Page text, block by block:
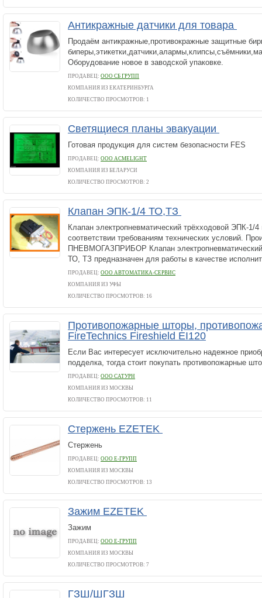
Антикражные датчики для товара
Продаём антикражные,противокражные защитные
Оборудование новое в заводской упаковке.
ПРОДАВЕЦ: ООО СБ ГРУПП
КОМПАНИЯ ИЗ ЕКАТЕРИНБУРГА
КОЛИЧЕСТВО ПРОСМОТРОВ: 1
Светящиеся планы эвакуации
Готовая продукция для систем безопасности FES
ПРОДАВЕЦ: ООО ACMELIGHT
КОМПАНИЯ ИЗ БЕЛАРУСИ
КОЛИЧЕСТВО ПРОСМОТРОВ: 2
Клапан ЭПК-1/4 ТО,ТЗ
Клапан электропневматический трёхходовой ЭПК-1/
соответствии требованиям технических условий.
ПНЕВМОГАЗПРИБОР Клапан
ТО, ТЗ предназначен для работы в качестве
ПРОДАВЕЦ: ООО АВТОМАТИКА-СЕРВИС
КОМПАНИЯ ИЗ УФЫ
КОЛИЧЕСТВО ПРОСМОТРОВ: 16
Противопожарные шторы,
FireTechnics Fireshield EI120
Если Вас интересует исключительно надежное
подделка, тогда стоит покупать противопожарные
ПРОДАВЕЦ: ООО САТУРН
КОМПАНИЯ ИЗ МОСКВЫ
КОЛИЧЕСТВО ПРОСМОТРОВ: 11
Стержень EZETEK
Стержень
ПРОДАВЕЦ: ООО Е-ГРУПП
КОМПАНИЯ ИЗ МОСКВЫ
КОЛИЧЕСТВО ПРОСМОТРОВ: 13
Зажим EZETEK
Зажим
ПРОДАВЕЦ: ООО Е-ГРУПП
КОМПАНИЯ ИЗ МОСКВЫ
КОЛИЧЕСТВО ПРОСМОТРОВ: 7
ГЗШ/ШГЗШ